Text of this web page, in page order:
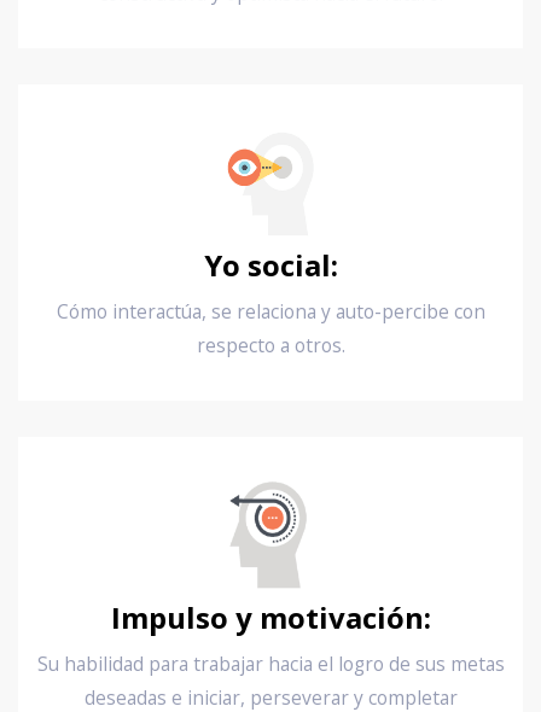
Yo social:
Cómo interactúa, se relaciona y auto-percibe con
respecto a otros.
Impulso y motivación:
Su habilidad para trabajar hacia el logro de sus metas
deseadas e iniciar, perseverar y completar